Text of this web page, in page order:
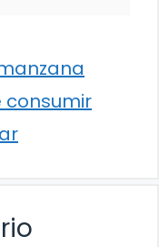
consumir